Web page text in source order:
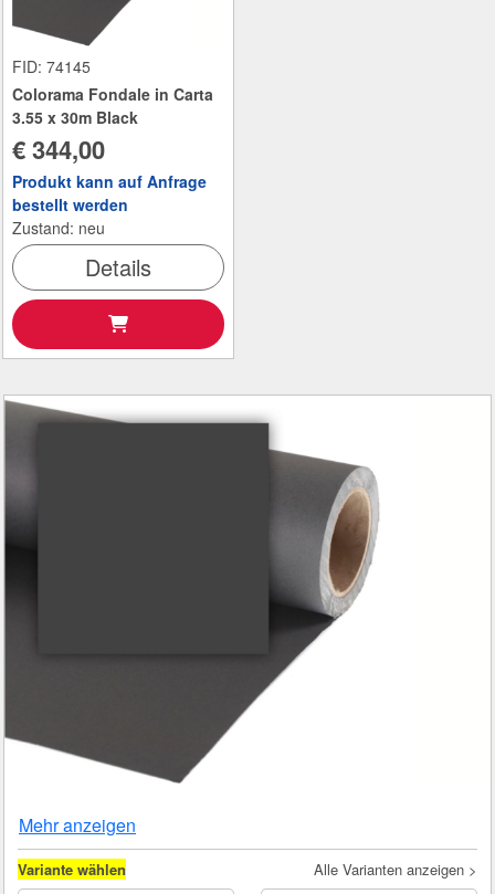
FID: 74145
Colorama Fondale in Carta
3.55 x 30m Black
€ 344,00
Produkt kann auf Anfrage
bestellt werden
Zustand: neu
Details
Mehr anzeigen
Variante wählen Alle Varianten anzeigen >